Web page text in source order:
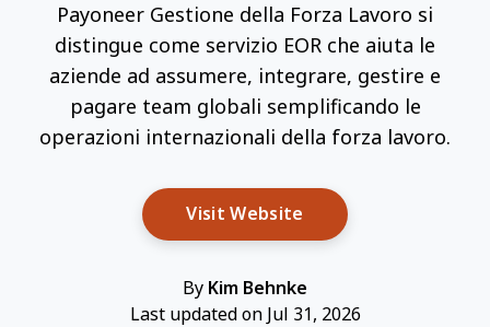
Payoneer Gestione della Forza Lavoro si
distingue come servizio EOR che aiuta le
aziende ad assumere, integrare, gestire e
pagare team globali semplificando le
operazioni internazionali della forza lavoro.
Visit Website Opens New Window
By Kim Behnke
Last updated on Jul 31, 2026